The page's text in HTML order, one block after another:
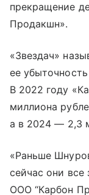
прекращение
Продакшн».
«Звездач»
ее
В 2022 году
миллиона
а в 2024 — 2,3
«Раньше
сейчас они все
ООО “Карбон